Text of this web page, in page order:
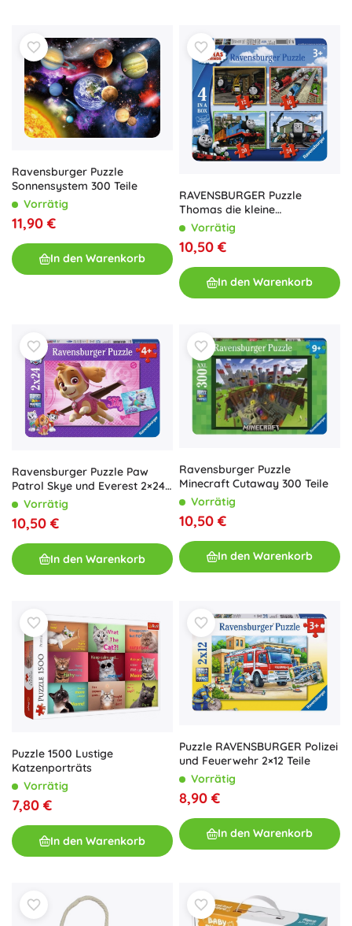
Ravensburger Puzzle
Sonnensystem 300 Teile
Vorrätig
11,90 €
In den Warenkorb
RAVENSBURGER Puzzle
Thomas die kleine
Lokomotive 4-in-1 (12,16,20,24
Vorrätig
10,50 €
In den Warenkorb
Ravensburger Puzzle Paw
Patrol Skye und Everest 2×24
TeileVorrätig
10,50 €
In den Warenkorb
Ravensburger Puzzle
Minecraft Cutaway 300 Teile
Vorrätig
10,50 €
In den Warenkorb
Puzzle 1500 Lustige
Katzenporträts
Vorrätig
7,80 €
In den Warenkorb
Puzzle RAVENSBURGER Polizei
und Feuerwehr 2×12 Teile
Vorrätig
8,90 €
In den Warenkorb